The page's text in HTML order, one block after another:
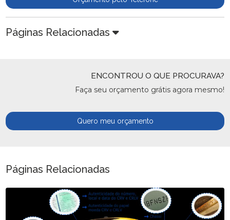
Páginas Relacionadas
ENCONTROU O QUE PROCURAVA?
Faça seu orçamento grátis agora mesmo!
Quero meu orçamento
Páginas Relacionadas